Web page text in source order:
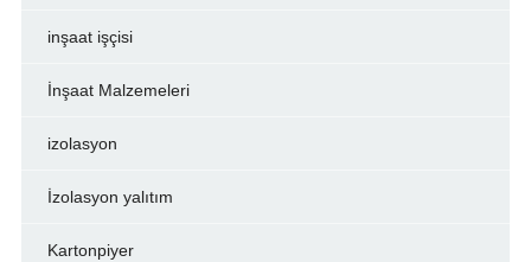
inşaat işçisi
İnşaat Malzemeleri
izolasyon
İzolasyon yalıtım
Kartonpiyer